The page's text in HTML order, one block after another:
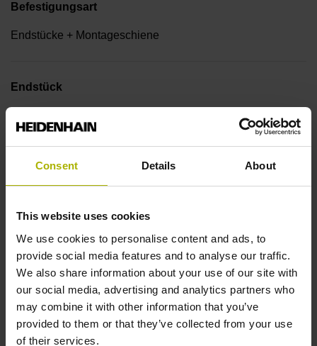
Consent Details About
This website uses cookies
We use cookies to personalise content and ads, to
provide social media features and to analyse our traffic.
We also share information about your use of our site with
our social media, advertising and analytics partners who
may combine it with other information that you’ve
provided to them or that they’ve collected from your use
of their services.
Befestigungsart
Endstücke + Montageschiene
Endstück
Ausgangssignal
Dual
Datenschnittstelle